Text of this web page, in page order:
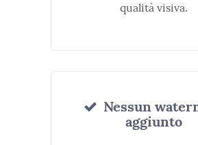
qualità visiva.
Nessun
aggiunto